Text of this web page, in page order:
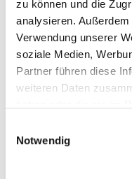
zu können und die
analysieren.
Verwendung unserer
soziale Medien,
Partner führen diese
weiteren Daten
Notwendig
zum E-
Kanban
braucht
Prozessschritte, ein